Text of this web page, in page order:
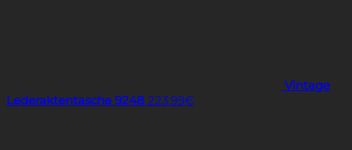
Vintage
Lederaktentasche 9248 223,99€